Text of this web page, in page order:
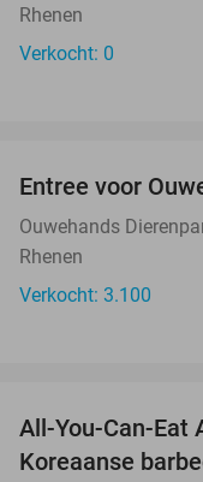
Rhenen
Verkocht: 0
Entree voor
Ouwehands
Rhenen
Verkocht: 3.100
All-You-Can-Eat
Koreaanse